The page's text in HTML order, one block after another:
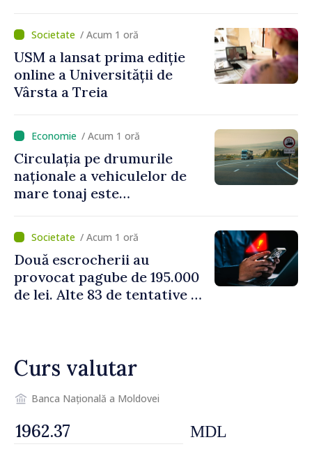
Irlandei de Nord, Fern
Horine
/ Acum 1 oră
USM a lansat prima ediție
online a Universității de
Vârsta a Treia
/ Acum 1 oră
Circulația pe drumurile
naționale a vehiculelor de
mare tonaj este
caniculă
/ Acum 1 oră
Două escrocherii au
provocat pagube de 195.000
de lei. Alte 83 de tentative au
Curs valutar
Banca Națională a Moldovei
MDL